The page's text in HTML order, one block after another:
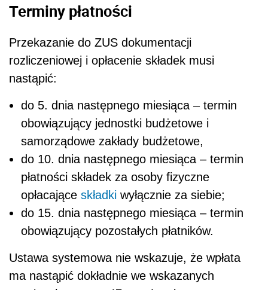
Terminy płatności
Przekazanie do ZUS dokumentacji
rozliczeniowej i opłacenie składek musi
nastąpić:
do 5. dnia następnego miesiąca – termin
obowiązujący jednostki budżetowe i
samorządowe zakłady budżetowe,
do 10. dnia następnego miesiąca – termin
płatności składek za osoby fizyczne
opłacające składki wyłącznie za siebie;
do 15. dnia następnego miesiąca – termin
obowiązujący pozostałych płatników.
Ustawa systemowa nie wskazuje, że wpłata
ma nastąpić dokładnie we wskazanych